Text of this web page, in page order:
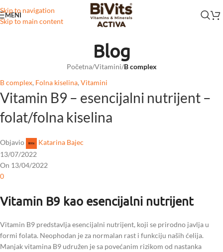
Skip to navigation
Skip to main content
MENI
Blog
Početna/Vitamini/B complex
B complex, Folna kiselina, Vitamini
Vitamin B9 – esencijalni nutrijent –
folat/folna kiselina
Objavio
Katarina Bajec
13/07/2022
On 13/04/2022
0
Vitamin B9 kao esencijalni nutrijent
Vitamin B9 predstavlja esencijalni nutrijent, koji se prirodno javlja u
formi folata. Neophodan je za normalan rast i funkciju naših ćelija.
Manjak vitamina B9 udružen je sa povećanim rizikom od nastanka